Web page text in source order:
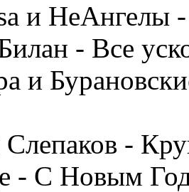
и НеАнгелы
- Все
и
-
- С Новым